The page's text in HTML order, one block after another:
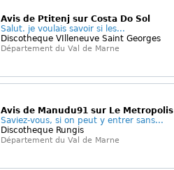
Avis de Ptitenj sur Costa Do Sol
Salut. je voulais savoir si les...
Discotheque VIlleneuve Saint Georges
Département du Val de Marne
Avis de Manudu91 sur Le Metropolis
Saviez-vous, si on peut y entrer sans...
Discotheque Rungis
Département du Val de Marne